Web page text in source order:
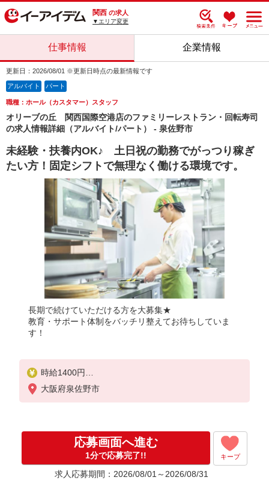
関西 の求人
▼エリア変更
仕事情報 企業情報
更新日：2026/08/01 ※更新日時点の最新情報です
アルバイト パート
職種：ホール（カスタマー）スタッフ
オリーブの丘 関西国際空港店のファミリーレストラン・回転寿司
の求人情報詳細（アルバイト/パート） - 泉佐野市
未経験・扶養内OK♪ 土日祝の勤務でがっつり稼ぎ
たい方！固定シフトで無理なく働ける環境です。
長期で続けていただける方を大募集★
教育・サポート体制をバッチリ整えてお待ちしていま
す！
時給1400円
※22:00以降は時給1750円
※高校生時給1300円
大阪府泉佐野市
応募画面へ進む
1分で応募完了!! キープ
求人応募期間：2026/08/01～2026/08/31